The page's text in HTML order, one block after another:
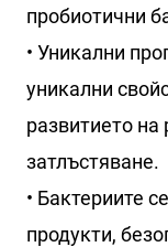
пробиотични
• Уникални
уникални
развитието на
затлъстяване.
• Бактериите
продукти,